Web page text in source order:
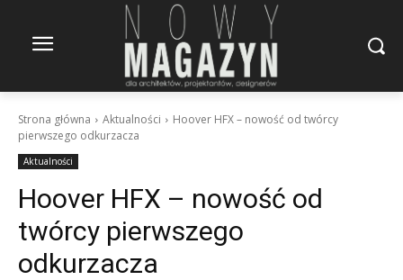
Strona główna Aktualności
Hoover HFX – nowość od twórcy
pierwszego odkurzacza
Aktualności
Hoover HFX – nowość od
twórcy pierwszego
odkurzacza